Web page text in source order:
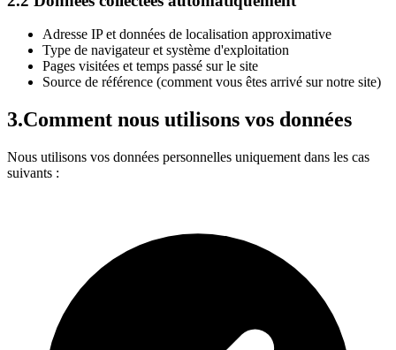
Adresse IP et données de localisation approximative
Type de navigateur et système d'exploitation
Pages visitées et temps passé sur le site
Source de référence (comment vous êtes arrivé sur notre site)
3.Comment nous utilisons vos données
Nous utilisons vos données personnelles uniquement dans les cas
suivants :